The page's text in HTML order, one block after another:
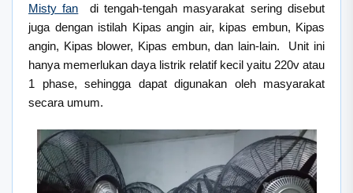
Misty fan di tengah-tengah masyarakat sering disebut
juga dengan istilah Kipas angin air, kipas embun, Kipas
angin, Kipas blower, Kipas embun, dan lain-lain. Unit ini
hanya memerlukan daya listrik relatif kecil yaitu 220v atau
1 phase, sehingga dapat digunakan oleh masyarakat
secara umum.